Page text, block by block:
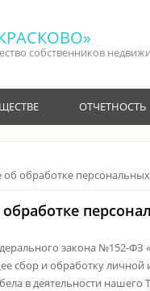
собственников
ОТЧЕТНОСТЬ
обработке
закона №152-
сбор и обработку
в деятельности